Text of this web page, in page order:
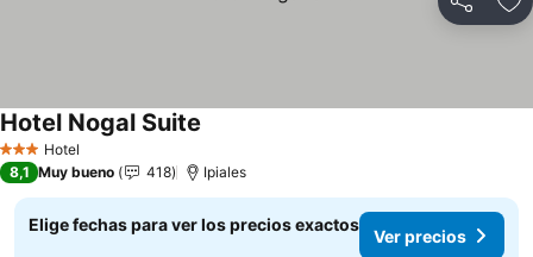
Compartir
3 Estrellas
Hotel
Hotel Nogal Suite
8,1 Muy bueno 418 Ipiales
Elige fechas para ver los precios exactos
Ver precios